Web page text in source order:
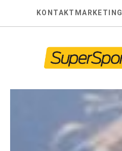
KONTAKT MARKETING